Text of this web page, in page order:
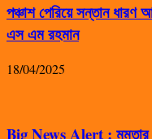
পঞ্চাশ পেরিয়ে সন্তান
এস এম রহমান
18/04/2025
Big News Alert : মমতার